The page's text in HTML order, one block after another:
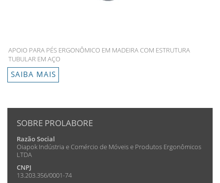
APOIO PARA PÉS ERGONÔMICO EM MADEIRA COM ESTRUTURA
TUBULAR EM AÇO
SAIBA MAIS
SOBRE PROLABORE
Razão Social
Oiapok Indústria e Comércio de Móveis e Produtos Ergonômicos
LTDA
CNPJ
13.203.356/0001-74